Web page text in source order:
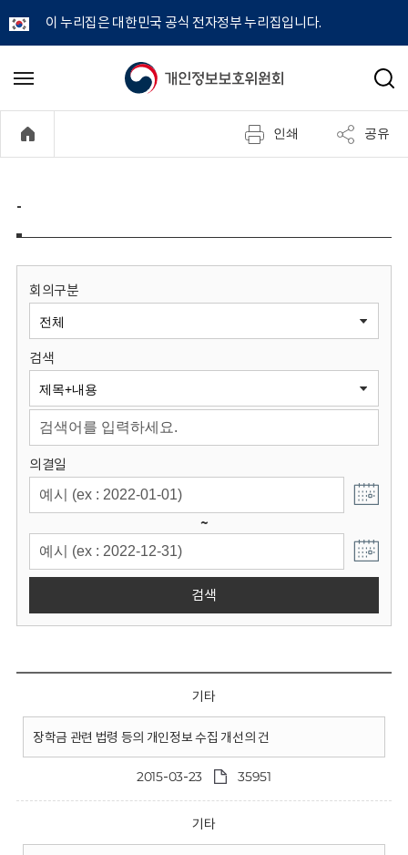
이 누리집은 대한민국 공식 전자정부 누리집입니다.
개
정
보
원
회
메
기
검
인쇄 공유
-
회의구분
검색
의결일
~
검색
기타
장학금 관련 법령 등의 개인정보 수집 개선의 건
2015-03-23 35951
기타